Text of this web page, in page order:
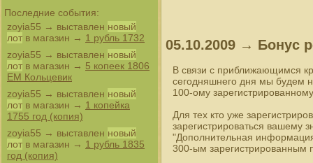
Последние события:
zoyia55 → выставлен новый
лот в магазин → 1 рубль 1732
zoyia55 → выставлен новый
лот в магазин → 5 копеек 1806
ЕМ Кольцевик
zoyia55 → выставлен новый
лот в магазин → 1 копейка
1755 год (копия)
zoyia55 → выставлен новый
лот в магазин → 1 рубль 1835
год (копия)
05.10.2009 → Бонус
В связи с приближающимся
сегодняшнего дня мы будем
100-ому
Для тех кто уже
зарегистрироваться вашему
"Дополнительная
300-ым зарегистрированным